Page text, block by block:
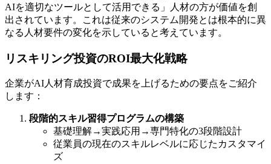
AIを適切なツールとして活用できる」人材の方が価値を創
出されています。これは従来のシステム開発とは根本的に異
なる人材要件の変化を示していると考えています。
リスキリング投資のROI最大化戦略
企業がAI人材育成投資で成果を上げるための要点をご紹介
します：
段階的スキル習得プログラムの構築
基礎理解→実践応用→専門特化の3段階設計
従業員の現在のスキルレベルに応じたカスタマイ
ズ